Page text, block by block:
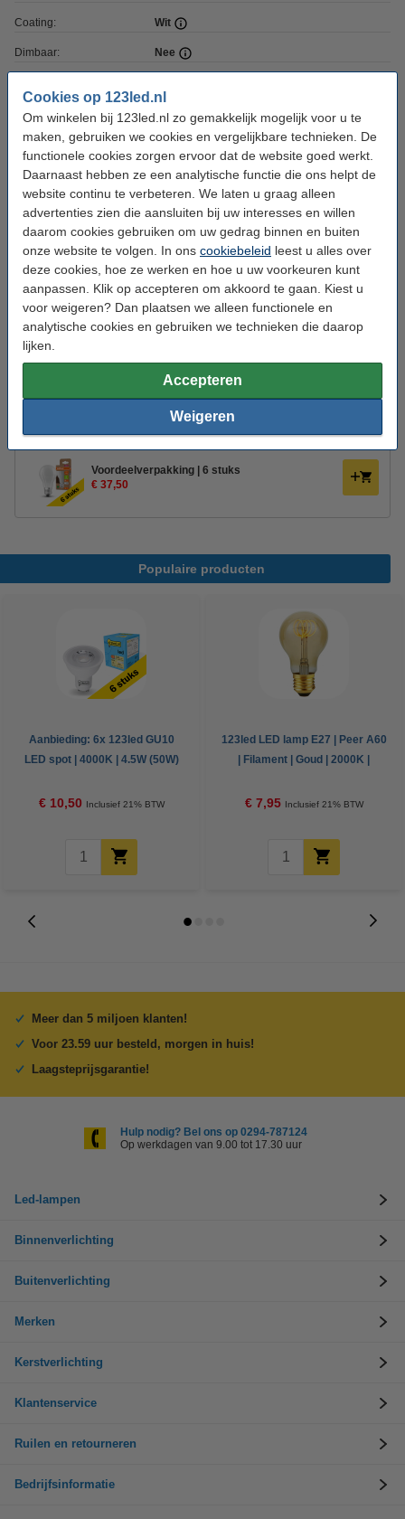
Cookies op 123led.nl
Om winkelen bij 123led.nl zo gemakkelijk mogelijk voor u te
maken, gebruiken we cookies en vergelijkbare technieken. De
functionele cookies zorgen ervoor dat de website goed werkt.
Daarnaast hebben ze een analytische functie die ons helpt de
website continu te verbeteren. We laten u graag alleen
advertenties zien die aansluiten bij uw interesses en willen
daarom cookies gebruiken om uw gedrag binnen en buiten
onze website te volgen. In ons cookiebeleid leest u alles over
deze cookies, hoe ze werken en hoe u uw voorkeuren kunt
aanpassen. Klik op accepteren om akkoord te gaan. Kiest u
voor weigeren? Dan plaatsen we alleen functionele en
analytische cookies en gebruiken we technieken die daarop
lijken.
Accepteren
Weigeren
Coating: Wit
Dimbaar: Nee
Voltage type: AC
Ingangsfrequentie: 50-60Hz
Afmetingen: 105 x 60 x 60 mm (lxbxh)
Diameter: Ø 60 mm
Werktemperatuur: -20 tot +40 °C
Branduren: 50.000 uur
Aan/uitschakelingen: 500.000
Energielabel:
uw oude apparaat
Aanbieding:
Voordeelverpakking | 6 stuks
€ 37,50
Populaire producten
Aanbieding: 6x 123led GU10
LED spot | 4000K | 4.5W (50W)
€ 10,50 Inclusief 21% BTW
123led LED lamp E27 | Peer A60
| Filament | Goud | 2000K |
€ 7,95 Inclusief 21% BTW
Meer dan 5 miljoen klanten!
Voor 23.59 uur besteld, morgen in huis!
Laagsteprijsgarantie!
Hulp nodig? Bel ons op 0294-787124
Op werkdagen van 9.00 tot 17.30 uur
Led-lampen
Binnenverlichting
Buitenverlichting
Merken
Kerstverlichting
Klantenservice
Ruilen en retourneren
Bedrijfsinformatie